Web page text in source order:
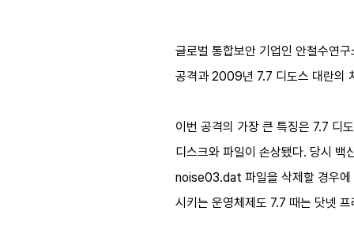
글로벌 통합보안 기업인 안철수연
공격과 2009년 7.7 디도스 대란의
이번 공격의 가장 큰 특징은 7.7 디
디스크와 파일이 손상됐다. 당시 백
noise03.dat 파일을 삭제할 경우에
시키는 운영체제도 7.7 때는 닷넷